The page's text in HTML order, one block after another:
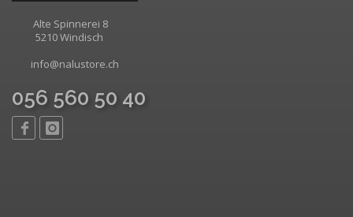
Alte Spinnerei 8
5210 Windisch
info@nalustore.ch
056 560 50 40